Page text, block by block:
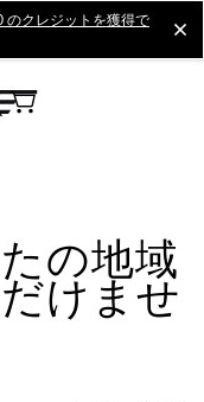
のクレジットを獲得で
の地域
けませ